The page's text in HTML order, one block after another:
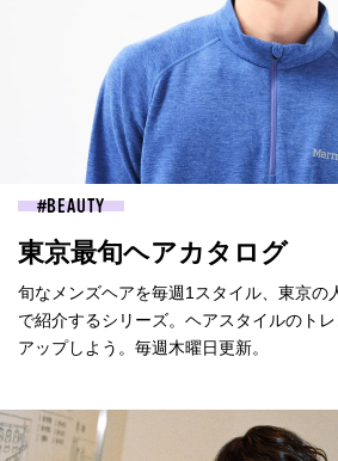
BEAUTY
東京最旬ヘアカタログ
旬なメンズヘアを毎週1スタイル、東京の
で紹介するシリーズ。ヘアスタイルのト
アップしよう。毎週木曜日更新。